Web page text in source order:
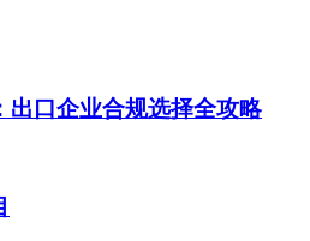
出口企业合规选择全攻略